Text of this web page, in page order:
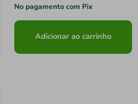
No pagamento com Pix
Adicionar ao carrinho